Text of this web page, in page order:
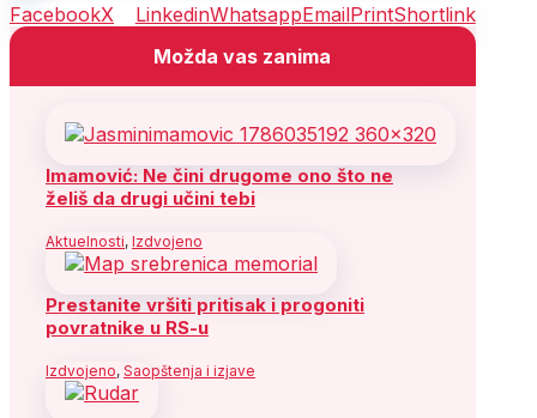
FacebookX LinkedinWhatsappEmailPrintShortlink
Možda vas zanima
Imamović: Ne čini drugome ono što ne
želiš da drugi učini tebi
Aktuelnosti, Izdvojeno
Prestanite vršiti pritisak i progoniti
povratnike u RS-u
Izdvojeno, Saopštenja i izjave